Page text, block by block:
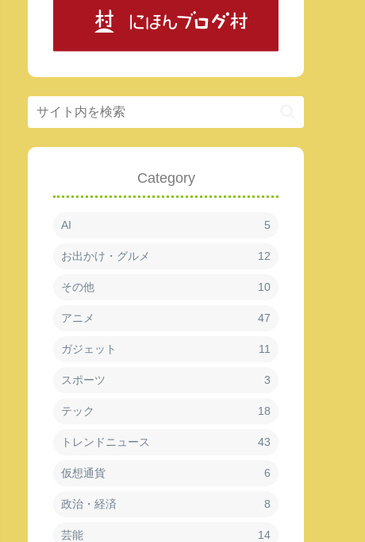
Category
AI 5
お出かけ・グルメ 12
その他 10
アニメ 47
ガジェット 11
スポーツ 3
テック 18
トレンドニュース 43
仮想通貨 6
政治・経済 8
芸能 14